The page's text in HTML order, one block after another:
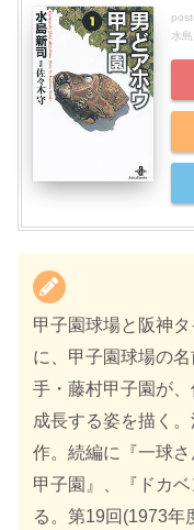
水
甲子園球場と阪神
に、甲子園球場の
手・藤村甲子園が
成長する姿を描く
作。続編に『一球
甲子園』、『ドカ
る。第19回(1973年